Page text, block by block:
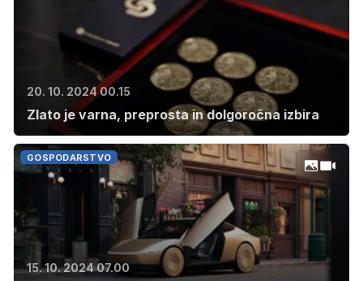
20. 10. 2024 00.15
Zlato je varna, preprosta in dolgoročna izbira
GOSPODARSTVO
15. 10. 2024 07.00